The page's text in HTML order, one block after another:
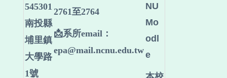
545301
南投縣
埔里鎮
大學路
1號
2761至2764
📩系所email：
epa@mail.ncnu.edu.tw
NU
Mo
odl
e